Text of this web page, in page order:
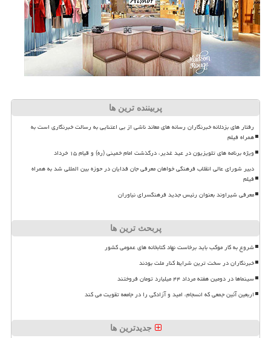
پربیننده ترین ها
رفتار های بزدلانه خبرنگاران رسانه های معاند ناشی از بی اعتنایی به رسالت خبرنگاری است به
همراه فیلم
ویژه برنامه های تلویزیون در عید غدیر، درگذشت امام خمینی (ره) و قیام ۱۵ خرداد
دبیر شورای عالی انقلاب فرهنگی خواهان معرفی جان فدایان در حوزه بین المللی شد به همراه
فیلم
معرفی شیراوند بعنوان رئیس جدید فرهنگسرای نیاوران
پربحث ترین ها
شروع به کار موکب باید برخاست نهاد کتابخانه های عمومی کشور
خبرنگاران در سخت ترین شرایط کنار ملت بودند
سینماها در دومین هفته مرداد ۴۴ میلیارد تومان فروختند
اربعین آئین جمعی که انسجام، امید و آزادگی را در جامعه تقویت می کند
جدیدترین ها